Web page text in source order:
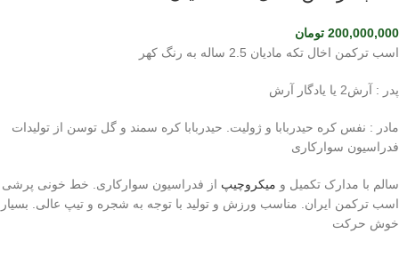
200,000,000 تومان
اسب ترکمن اخال تکه مادیان 2.5 ساله به رنگ کهر
پدر : آرش2 یا یادگار آرش
مادر : نفس کره حیدربابا و ژولیت. حیدربابا کره سمند و گل توسن از تولیدات
فدراسیون سوارکاری
سالم با مدارک تکمیل و میکروچیپ از فدراسیون سوارکاری. خط خونی پرشی
اسب ترکمن ایران. مناسب ورزش و تولید با توجه به شجره و تیپ عالی. بسیار
خوش حرکت